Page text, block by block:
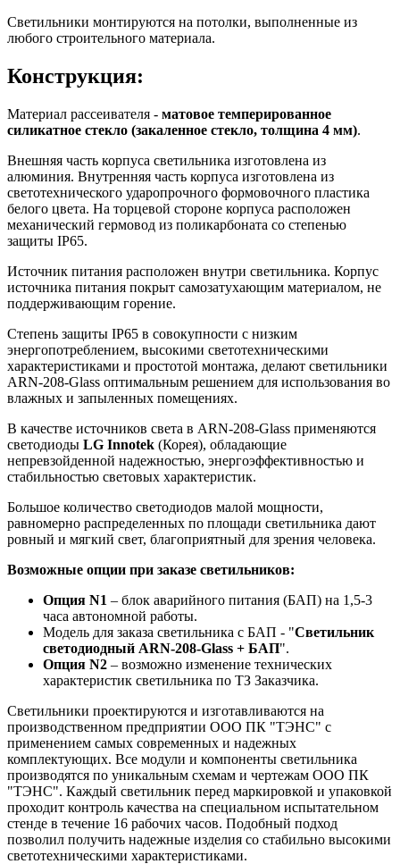
Светильники монтируются на потолки, выполненные из
любого строительного материала.
Конструкция:
Материал рассеивателя - матовое темперированное
силикатное стекло (закаленное стекло, толщина 4 мм).
Внешняя часть корпуса светильника изготовлена из
алюминия. Внутренняя часть корпуса изготовлена из
светотехнического ударопрочного формовочного пластика
белого цвета. На торцевой стороне корпуса расположен
механический гермовод из поликарбоната со степенью
защиты IP65.
Источник питания расположен внутри светильника. Корпус
источника питания покрыт самозатухающим материалом, не
поддерживающим горение.
Степень защиты IP65 в совокупности с низким
энергопотреблением, высокими светотехническими
характеристиками и простотой монтажа, делают светильники
ARN-208-Glass оптимальным решением для использования во
влажных и запыленных помещениях.
В качестве источников света в ARN-208-Glass применяются
светодиоды LG Innotek (Корея), обладающие
непревзойденной надежностью, энергоэффективностью и
стабильностью световых характеристик.
Большое количество светодиодов малой мощности,
равномерно распределенных по площади светильника дают
ровный и мягкий свет, благоприятный для зрения человека.
Возможные опции при заказе светильников:
Опция N1 – блок аварийного питания (БАП) на 1,5-3
часа автономной работы.
Модель для заказа светильника с БАП - "Светильник
светодиодный ARN-208-Glass + БАП".
Опция N2 – возможно изменение технических
характеристик светильника по ТЗ Заказчика.
Светильники проектируются и изготавливаются на
производственном предприятии ООО ПК "ТЭНС" с
применением самых современных и надежных
комплектующих. Все модули и компоненты светильника
производятся по уникальным схемам и чертежам ООО ПК
"ТЭНС". Каждый светильник перед маркировкой и упаковкой
проходит контроль качества на специальном испытательном
стенде в течение 16 рабочих часов. Подобный подход
позволил получить надежные изделия со стабильно высокими
светотехническими характеристиками.